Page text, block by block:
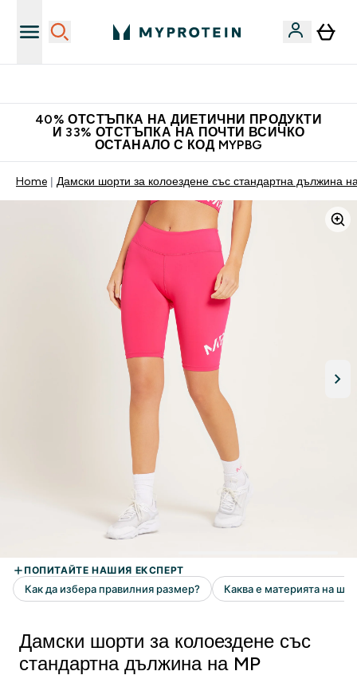
40% ОТСТЪПКА НА ДИЕТИЧНИ ПРОДУКТИ
И 33% ОТСТЪПКА НА ПОЧТИ ВСИЧКО
ОСТАНАЛО С КОД MYPBG
Home Дамски шорти за колоездене със стандартна дължина
Дамски шорти за колоездене със
стандартна дължина на MP